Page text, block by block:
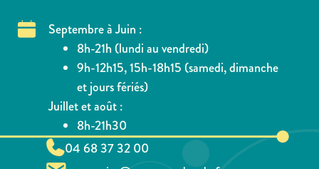
Septembre à Juin :
8h-21h (lundi au vendredi)
9h-12h15, 15h-18h15 (samedi, dimanche
et jours fériés)
Juillet et août :
8h-21h30
04 68 37 32 00